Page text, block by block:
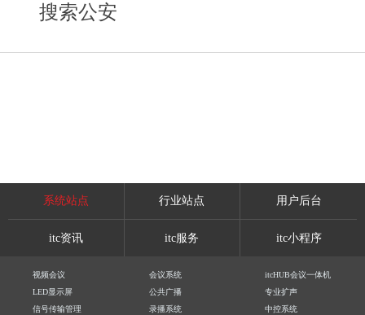
搜索公安
系统站点 行业站点 用户后台
itc资讯 itc服务 itc小程序
视频会议 会议系统
itcHUB会议一体机
LED显示屏
公共广播
专业扩声
信号传输管理
录播系统
中控系统